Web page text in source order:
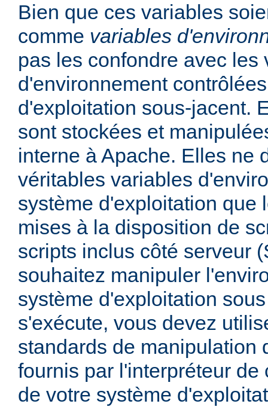
Bien que ces variables
comme variables
pas les confondre avec les
d'environnement
d'exploitation sous-jacent.
sont stockées et
interne à Apache. Elles ne
véritables variables
système d'exploitation que
mises à la disposition de
scripts inclus côté serveur
souhaitez manipuler
système d'exploitation
s'exécute, vous devez
standards de manipulation
fournis par l'interpréteur de
de votre système